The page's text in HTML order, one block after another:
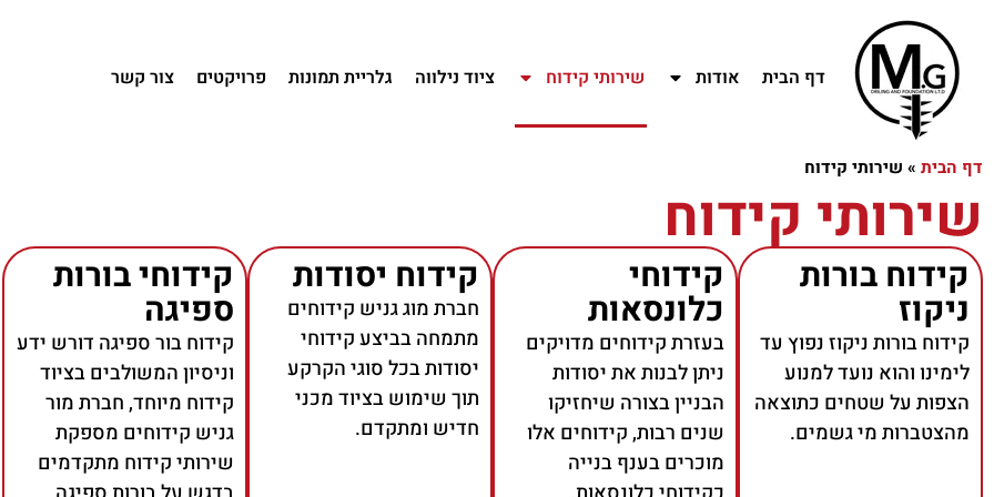
דף הבית אודות שירותי קידוח ציוד נילווה גלריית תמונות פרויקטים צור קשר
דף הבית » שירותי קידוח
שירותי קידוח
קידוח בורות
ניקוז
קידוח בורות ניקוז נפוץ עד
לימינו והוא נועד למנוע
הצפות על שטחים כתוצאה
מהצטברות מי גשמים.
קידוחי
כלונסאות
בעזרת קידוחים מדויקים
ניתן לבנות את יסודות
הבניין בצורה שיחזיקו
שנים רבות, קידוחים אלו
מוכרים בענף בנייה
קידוח יסודות
חברת מוג גניש קידוחים
מתמחה בביצע קידוחי
יסודות בכל סוגי הקרקע
תוך שימוש בציוד מכני
חדיש ומתקדם.
קידוחי בורות
ספיגה
קידוח בור ספיגה דורש ידע
וניסיון המשולבים בציוד
קידוח מיוחד, חברת מור
גניש קידוחים מספקת
שירותי קידוח מתקדמים